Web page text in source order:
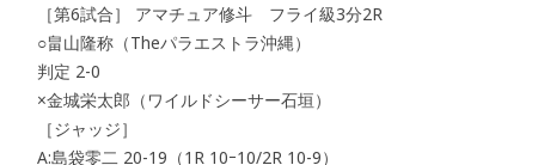
［第6試合］ アマチュア修斗 フライ級3分2R
○畠山隆称（Theパラエストラ沖縄）
判定 2-0
×金城栄太郎（ワイルドシーサー石垣）
［ジャッジ］
A:島袋零二 20-19（1R 10ｰ10/2R 10-9）